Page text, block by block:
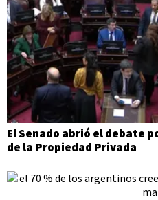
El Senado abrió el debate
de la Propiedad Privada